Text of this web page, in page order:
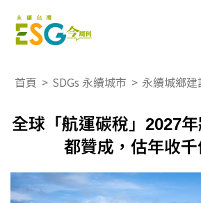
首頁 > SDGs 永續城市 > 永續城鄉建
全球「航運碳稅」2027
都贊成，估年收